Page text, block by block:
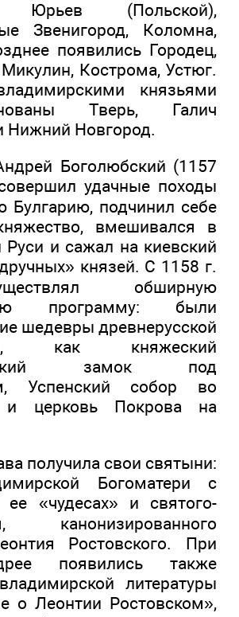
Юрьев (Польской),
Звенигород, Коломна,
появились Городец,
Кострома, Устюг.
князьями
Тверь, Галич
Нижний Новгород.
Боголюбский (1157
удачные походы
Булгарию, подчинил себе
вмешивался в
и сажал на киевский
князей. С 1158 г.
обширную
программу: были
шедевры древнерусской
как княжеский
замок под
Успенский собор во
и церковь Покрова на
получила свои святыни:
Богоматери с
«чудесах» и святого-
канонизированного
Ростовского. При
появились также
литературы
о Леонтии Ростовском»,